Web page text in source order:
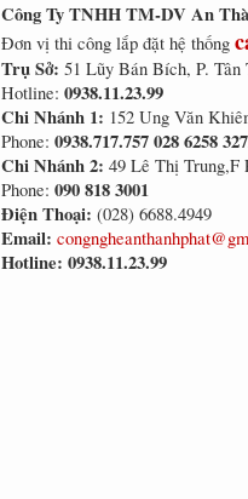
Công Ty TNHH TM-DV An
Đơn vị thi công lắp đặt hệ thống
Trụ Sở: 51 Lũy Bán Bích, P.
Hotline: 0938.11.23.99
Chi Nhánh 1: 152 Ung Văn
Phone: 0938.717.757 028 6258
Chi Nhánh 2: 49 Lê Thị Trung,F
Phone: 090 818 3001
Điện Thoại: (028) 6688.4949
Email:
Hotline: 0938.11.23.99